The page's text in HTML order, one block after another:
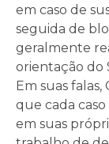
em caso de
seguida de
geralmente
orientação do
Em suas
que cada
em suas